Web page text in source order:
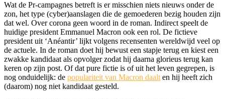
Wat de Pr-campagnes betreft is er misschien niets nieuws onder de
zon, het type (cyber)aanslagen die de gemoederen bezig houden zijn
dat wel. Over corona geen woord in de roman. Indirect speelt de
huidige president Emmanuel Macron ook een rol. De fictieve
president uit ‘Anéantir’ lijkt volgens recensenten wereldwijd veel op
de actuele. In de roman doet hij bewust een stapje terug en kiest een
zwakke kandidaat als opvolger zodat hij daarna glorieus terug kan
keren op zijn post. Of dat pure fictie is of uit het leven gegrepen, is
nog onduidelijk: de populariteit van Macron daalt en hij heeft zich
(daarom) nog niet kandidaat gesteld.